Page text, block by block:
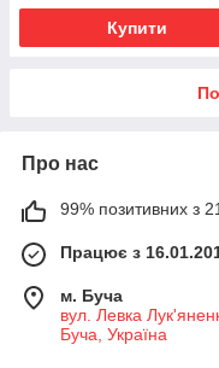
Купити
Про нас
99% позитивних з
Працює з
м. Буча
вул. Левка
Буча, Україна